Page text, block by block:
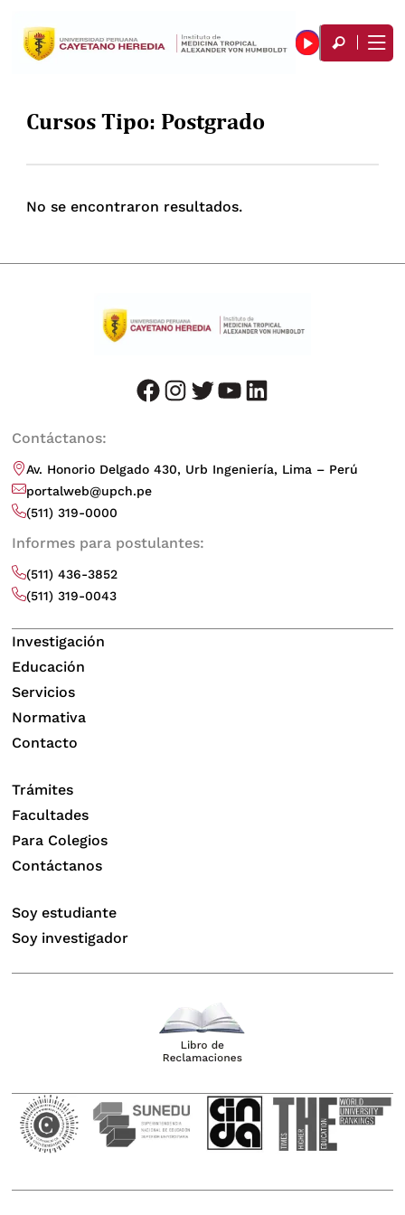
Cursos Tipo: Postgrado
No se encontraron resultados.
facebook instagram twitter youtube LinkedIn
Contáctanos:
Av. Honorio Delgado 430, Urb Ingeniería, Lima – Perú
portalweb@upch.pe
(511) 319-0000
Informes para postulantes:
(511) 436-3852
(511) 319-0043
Investigación
Educación
Servicios
Normativa
Contacto
Trámites
Facultades
Para Colegios
Contáctanos
Soy estudiante
Soy investigador